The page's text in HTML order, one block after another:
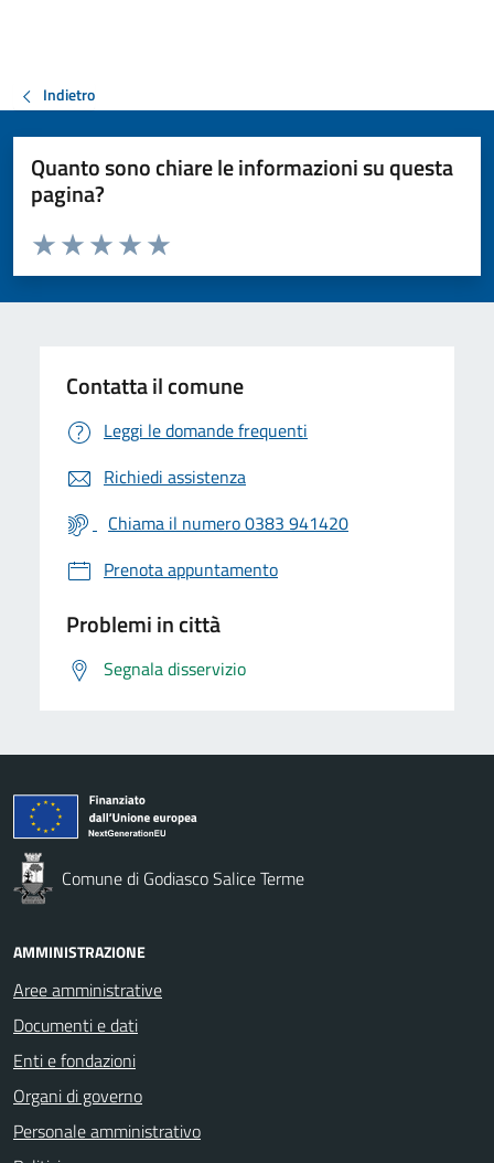
Indietro
Quanto sono chiare le informazioni su questa
pagina?
Valuta da 1 a 5 stelle la pagina
Valuta 5 stelle su 5
Valuta 4 stelle su 5
Valuta 3 stelle su 5
Valuta 2 stelle su 5
Valuta 1 stelle su 5
Contatta il comune
Leggi le domande frequenti
Richiedi assistenza
Chiama il numero 0383 941420
Prenota appuntamento
Problemi in città
Segnala disservizio
Comune di Godiasco Salice Terme
AMMINISTRAZIONE
Aree amministrative
Documenti e dati
Enti e fondazioni
Organi di governo
Personale amministrativo